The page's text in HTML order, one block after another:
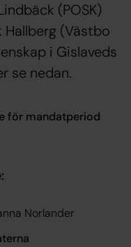
(POSK)
(Västbo
i Gislaveds
se nedan.
för mandatperiod
Norlander